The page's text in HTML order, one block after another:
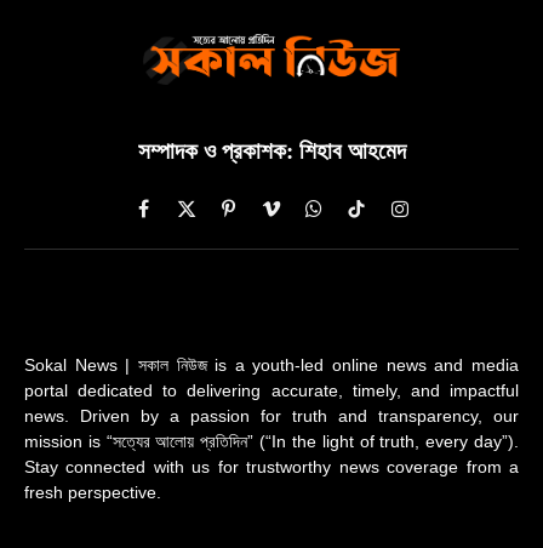
সম্পাদক ও প্রকাশক: শিহাব আহমেদ
Facebook
X
(Twitter)
PinterestVimeoWhatsAppTikTokInstagram
Sokal News | সকাল নিউজ is a youth-led online news and media
portal dedicated to delivering accurate, timely, and impactful
news. Driven by a passion for truth and transparency, our
mission is “সত্যের আলোয় প্রতিদিন” (“In the light of truth, every day”).
Stay connected with us for trustworthy news coverage from a
fresh perspective.